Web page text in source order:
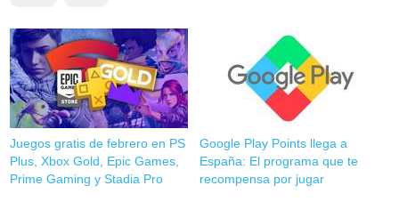
Juegos gratis de febrero en PS
Plus, Xbox Gold, Epic Games,
Prime Gaming y Stadia Pro
Google Play Points llega a
España: El programa que te
recompensa por jugar